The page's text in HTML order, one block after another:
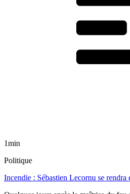
1min
Politique
Incendie : Sébastien Lecornu se